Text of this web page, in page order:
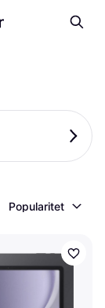
Popularitet